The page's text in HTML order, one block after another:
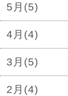
5月(5)
4月(4)
3月(5)
2月(4)